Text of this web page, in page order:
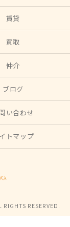
賃貸
買取
仲介
ブログ
い合わせ
トマップ
RESERVED.